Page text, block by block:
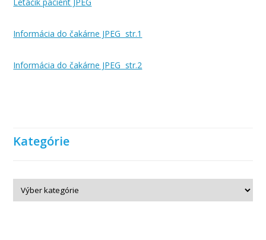
Letáčik pacient JPEG
Informácia do čakárne JPEG str.1
Informácia do čakárne JPEG str.2
Kategórie